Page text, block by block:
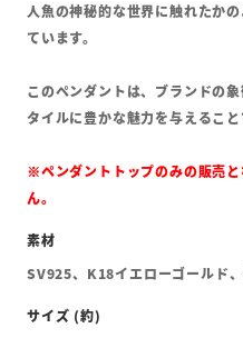
人魚の神秘的な世界に触れたか
ています。
このペンダントは、ブランドの
タイルに豊かな魅力を与えること
※ペンダントトップのみの販売
ん。
SV925、K18イエローゴールド